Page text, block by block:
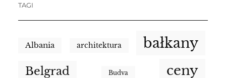
TAGI
Albania architektura bałkany
Belgrad Budva
ceny